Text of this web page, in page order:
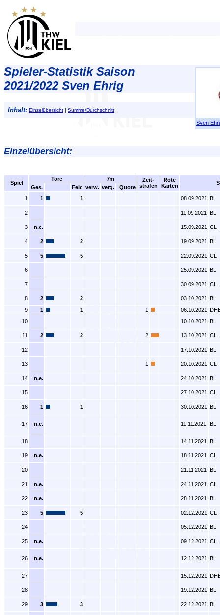
Sven
Spieler-Statistik Saison
2021/2022 Sven Ehrig
Inhalt: Einzelübersicht | Summe/Durchschnitt
Einzelübersicht:
Spiel
Tore 7m
Zeit-
strafen
Rote
Karten
Ges. Feld verw. verg.
Quote
1
1 1 08.09.2021 BL
2 11.09.2021 BL
3 n.e. 15.09.2021 CL
4 2 2 19.09.2021 BL
5 5 5 22.09.2021 CL
6 25.09.2021 BL
7 30.09.2021 CL
8 2 2 03.10.2021 BL
9
1 1 1 06.10.2021
10
10.10.2021 BL
11 2 2 2 13.10.2021 CL
12 17.10.2021 BL
13 1 20.10.2021 CL
14 n.e. 24.10.2021 BL
15 27.10.2021 CL
16 1 1 30.10.2021 BL
17 n.e. 11.11.2021 BL
18 14.11.2021 BL
19 n.e. 18.11.2021 CL
20 21.11.2021 BL
21 n.e. 24.11.2021 CL
22 n.e. 28.11.2021 BL
23 5 5 02.12.2021 CL
24 05.12.2021 BL
25 n.e. 09.12.2021 CL
26 n.e. 12.12.2021 BL
27 15.12.2021
28 19.12.2021 BL
29 3 3 22.12.2021 BL